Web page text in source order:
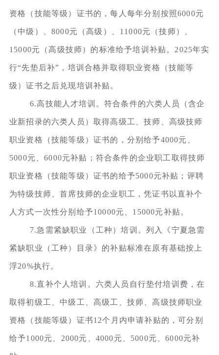
资格（技能等级）证书的，每人每年分别按照6000元
（中级）、8000元（高级）、11000元（技师）、
15000元（高级技师）的标准给予培训补贴。2025年实
行“先垫后补”，培训合格并取得职业资格（技能等
级）证书之后兑现培训补贴。
6.高技能人才培训。符合条件的六类人员（含企
业新招录的六类人员）取得高级工、技师、高级技师
职业资格（技能等级）证书的，分别给予4000元、
5000元、6000元补贴；符合条件的企业职工取得技师
职业资格（技能等级）证书的给予5000元补贴；评聘
为特级技师、首席技师的企业职工，凭证书以直补个
人方式一次性分别给予10000元、15000元补贴。
7.急需紧缺职业（工种）培训。列入《宁夏急需
紧缺职业（工种）目录》的补贴标准在原有基础按上
浮20%执行。
8.直补个人培训。六类人员自行垫付培训费，在
取得初级工、中级工、高级工、技师、高级技师职业
资格（技能等级）证书12个月内申请补贴的，可分别
给予1000元、2000元、4000元、5000元、6000元补